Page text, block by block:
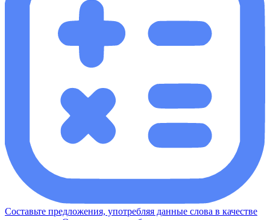
Составьте предложения, употребляя данные слова в качестве